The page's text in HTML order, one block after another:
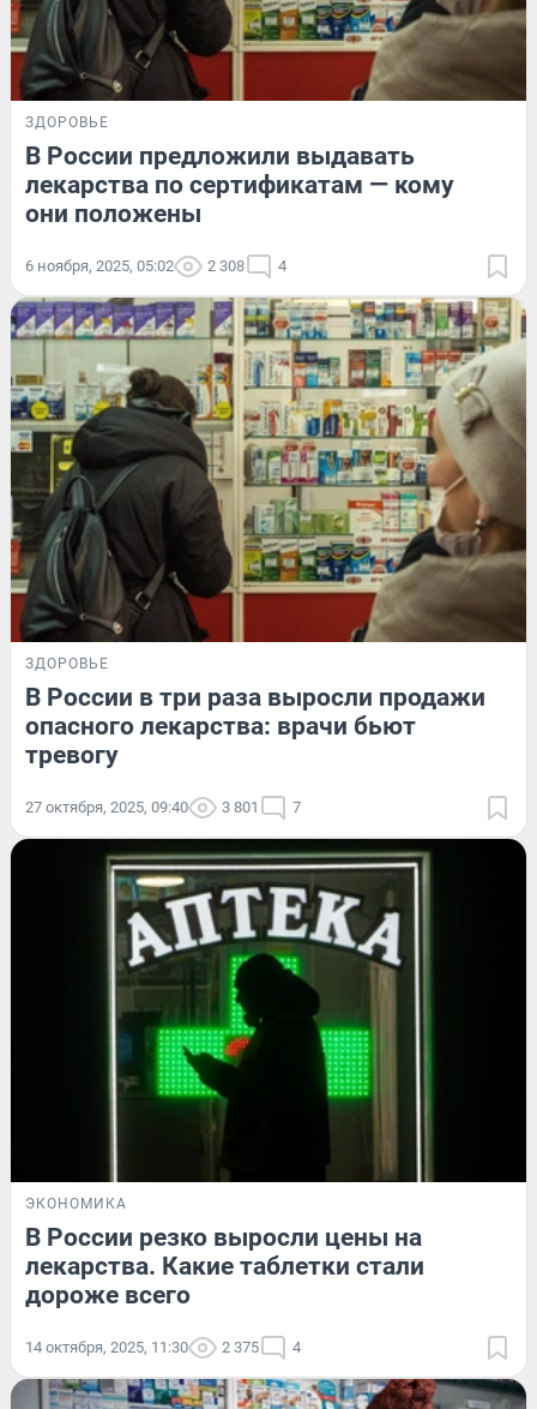
ЗДОРОВЬЕ
В России предложили выдавать
лекарства по сертификатам — кому
они положены
6 ноября, 2025, 05:02 2 308 4
ЗДОРОВЬЕ
В России в три раза выросли продажи
опасного лекарства: врачи бьют
тревогу
27 октября, 2025, 09:40 3 801 7
ЭКОНОМИКА
В России резко выросли цены на
лекарства. Какие таблетки стали
дороже всего
14 октября, 2025, 11:30 2 375 4